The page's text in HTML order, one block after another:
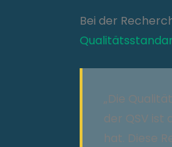
Bei der
„Die
der QSV ist
hat. Diese